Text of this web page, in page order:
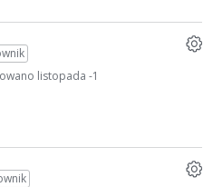
listopada -1